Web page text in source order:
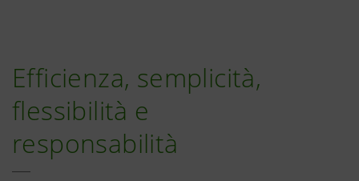
Efficienza, semplicità,
flessibilità e
responsabilità